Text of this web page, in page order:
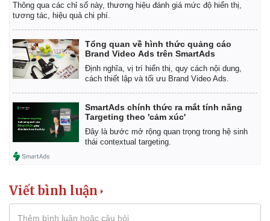
Thông qua các chỉ số này, thương hiệu đánh giá mức độ hiển thị,
tương tác, hiệu quả chi phí.
Tổng quan về hình thức quảng cáo
Brand Video Ads trên SmartAds
Định nghĩa, vị trí hiển thị, quy cách nội dung,
cách thiết lập và tối ưu Brand Video Ads.
SmartAds chính thức ra mắt tính năng
Targeting theo 'cảm xúc'
Đây là bước mở rộng quan trọng trong hệ sinh
thái contextual targeting.
Viết bình luận